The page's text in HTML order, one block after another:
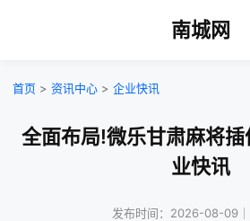
南城网
首页 > 资讯中心 > 企业快讯
全面布局!微乐甘肃麻将
业快讯
发布时间：2026-08-09｜